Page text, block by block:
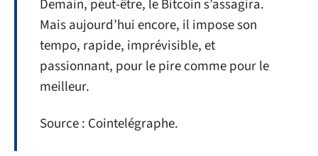
Demain, peut-être, le Bitcoin s’assagira.
Mais aujourd’hui encore, il impose son
tempo, rapide, imprévisible, et
passionnant, pour le pire comme pour le
meilleur.
Source : Cointelégraphe.